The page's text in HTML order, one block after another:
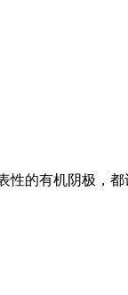
性的有机阴极，